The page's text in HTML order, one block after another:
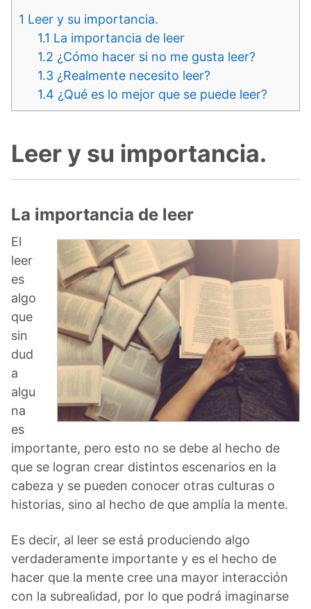
1 Leer y su importancia.
1.1 La importancia de leer
1.2 ¿Cómo hacer si no me gusta leer?
1.3 ¿Realmente necesito leer?
1.4 ¿Qué es lo mejor que se puede leer?
Leer y su importancia.
La importancia de leer
El
leer
es
algo
que
sin
dud
a
algu
na
es
importante, pero esto no se debe al hecho de
que se logran crear distintos escenarios en la
cabeza y se pueden conocer otras culturas o
historias, sino al hecho de que amplía la mente.
Es decir, al leer se está produciendo algo
verdaderamente importante y es el hecho de
hacer que la mente cree una mayor interacción
con la subrealidad, por lo que podrá imaginarse